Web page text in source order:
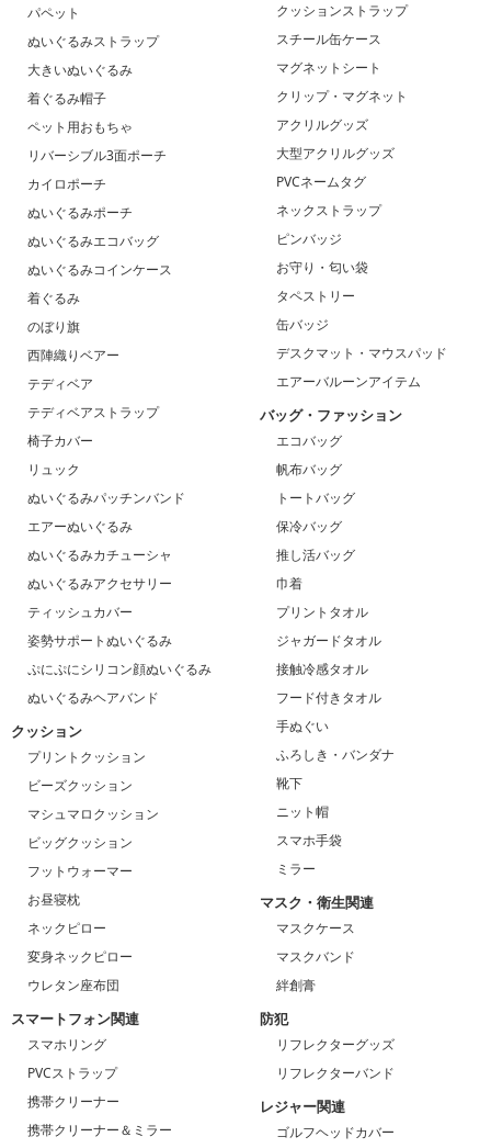
パペット
ぬいぐるみストラップ
大きいぬいぐるみ
着ぐるみ帽子
ペット用おもちゃ
リバーシブル3面ポーチ
カイロポーチ
ぬいぐるみポーチ
ぬいぐるみエコバッグ
ぬいぐるみコインケース
着ぐるみ
のぼり旗
西陣織りベアー
テディベア
テディベアストラップ
椅子カバー
リュック
ぬいぐるみパッチンバンド
エアーぬいぐるみ
ぬいぐるみカチューシャ
ぬいぐるみアクセサリー
ティッシュカバー
姿勢サポートぬいぐるみ
ぷにぷにシリコン顔ぬいぐるみ
ぬいぐるみヘアバンド
クッション
プリントクッション
ビーズクッション
マシュマロクッション
ビッグクッション
フットウォーマー
お昼寝枕
ネックピロー
変身ネックピロー
ウレタン座布団
スマートフォン関連
スマホリング
PVCストラップ
携帯クリーナー
携帯クリーナー＆ミラー
クッションストラップ
スチール缶ケース
マグネットシート
クリップ・マグネット
アクリルグッズ
大型アクリルグッズ
PVCネームタグ
ネックストラップ
ピンバッジ
お守り・匂い袋
タペストリー
缶バッジ
デスクマット・マウスパッド
エアーバルーンアイテム
バッグ・ファッション
エコバッグ
帆布バッグ
トートバッグ
保冷バッグ
推し活バッグ
巾着
プリントタオル
ジャガードタオル
接触冷感タオル
フード付きタオル
手ぬぐい
ふろしき・バンダナ
靴下
ニット帽
スマホ手袋
ミラー
マスク・衛生関連
マスクケース
マスクバンド
絆創膏
防犯
リフレクターグッズ
リフレクターバンド
レジャー関連
ゴルフヘッドカバー